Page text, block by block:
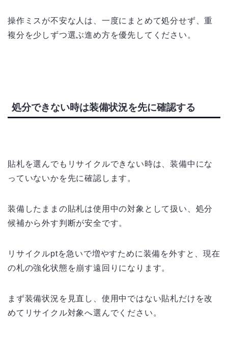
操作ミスが不安な人は、一度にまとめて処分せず、重
複分を少しずつ選ぶ進め方を優先してください。
処分できない時は装備状況を先に確認する
貼札を選んでもリサイクルできない時は、装備中にな
っていないかを先に確認します。
装備したままの貼札は使用中の対象として扱い、処分
候補から外す判断が安全です。
リサイクルptを急いで増やすために装備を外すと、現在
の札の強化状態を崩す遠回りになります。
まず装備状況を見直し、使用中ではない貼札だけを改
めてリサイクル対象へ選んでください。